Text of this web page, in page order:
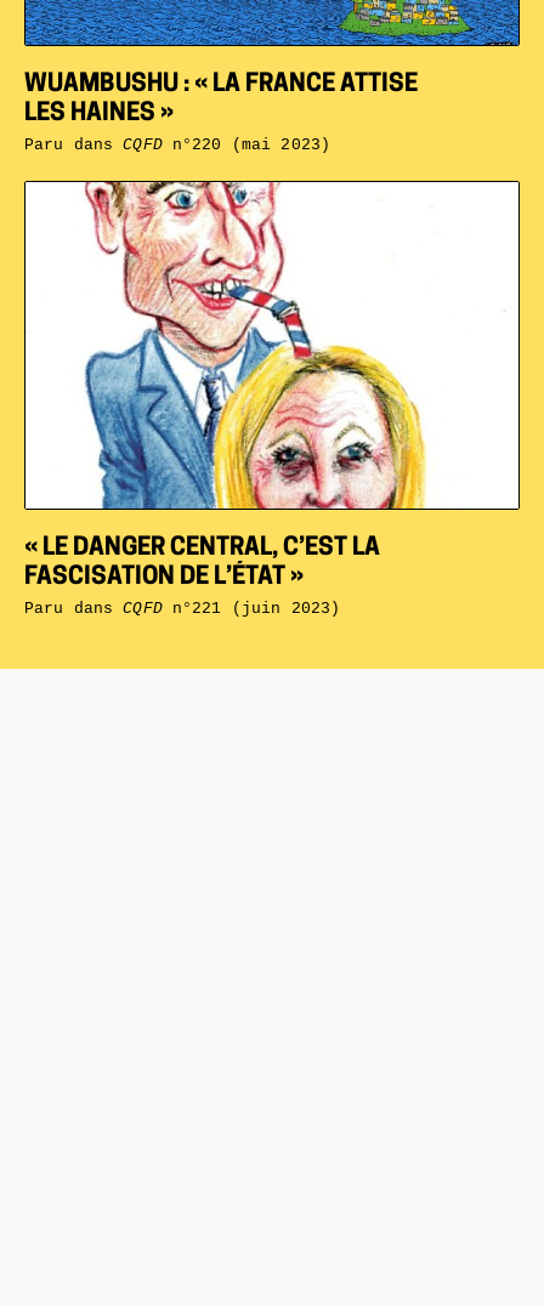
« LE DANGER CENTRAL, C’EST LA
FASCISATION DE L’ÉTAT »
Paru dansCQFDn°221 (juin 2023)
WUAMBUSHU : « LA FRANCE ATTISE
LES HAINES »
Paru dansCQFDn°220 (mai 2023)